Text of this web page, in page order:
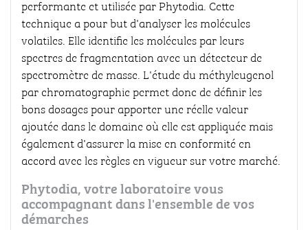
performante et utilisée par Phytodia. Cette
technique a pour but d'analyser les molécules
volatiles. Elle identifie les molécules par leurs
spectres de fragmentation avec un détecteur de
spectromètre de masse. L'étude du méthyleugenol
par chromatographie permet donc de définir les
bons dosages pour apporter une réelle valeur
ajoutée dans le domaine où elle est appliquée mais
également d'assurer la mise en conformité en
accord avec les règles en vigueur sur votre marché.
Phytodia, votre laboratoire vous
accompagnant dans l'ensemble de vos
démarches